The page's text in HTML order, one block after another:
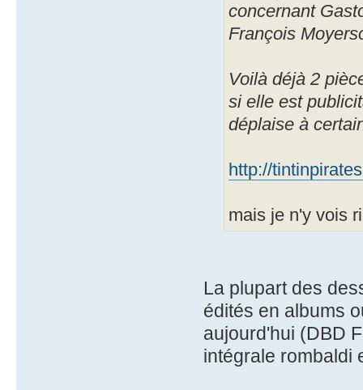
concernant
François
Voilà déjà 2
si elle est
déplaise à
http://
mais je n'y vois
La plupart des
édités en albums
aujourd'hui (DBD
intégrale rombaldi